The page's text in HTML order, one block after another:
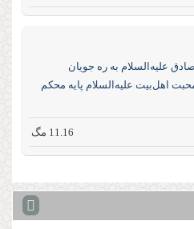
صادق علیه‌السلام به ره جویان
اهل‌بیت علیه‌السلام پایه محکم
11.16 مگ